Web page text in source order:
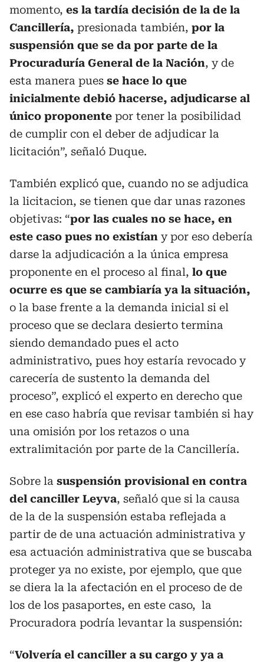
momento, es la tardía decisión de la de la
Cancillería, presionada también, por la
suspensión que se da por parte de la
Procuraduría General de la Nación, y de
esta manera pues se hace lo que
inicialmente debió hacerse, adjudicarse al
único proponente por tener la posibilidad
de cumplir con el deber de adjudicar la
licitación”, señaló Duque.
También explicó que, cuando no se adjudica
la licitacion, se tienen que dar unas razones
objetivas: “por las cuales no se hace, en
este caso pues no existían y por eso debería
darse la adjudicación a la única empresa
proponente en el proceso al final, lo que
ocurre es que se cambiaría ya la situación,
o la base frente a la demanda inicial si el
proceso que se declara desierto termina
siendo demandado pues el acto
administrativo, pues hoy estaría revocado y
carecería de sustento la demanda del
proceso”, explicó el experto en derecho que
en ese caso habría que revisar también si hay
una omisión por los retazos o una
extralimitación por parte de la Cancillería.
Sobre la suspensión provisional en contra
del canciller Leyva, señaló que si la causa
de la de la suspensión estaba reflejada a
partir de de una actuación administrativa y
esa actuación administrativa que se buscaba
proteger ya no existe, por ejemplo, que que
se diera la la afectación en el proceso de de
los de los pasaportes, en este caso, la
Procuradora podría levantar la suspensión:
“Volvería el canciller a su cargo y ya a